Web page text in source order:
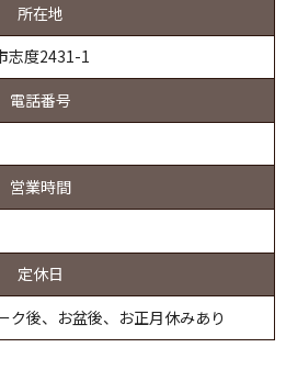
所在地
志度2431-1
電話番号
営業時間
定休日
後、お盆後、お正月休みあり